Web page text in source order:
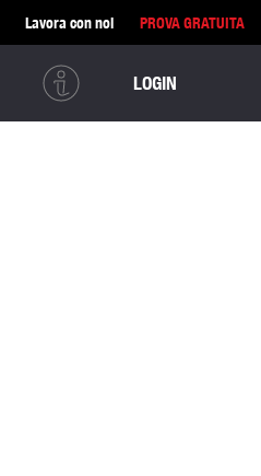
Lavora con noi PROVA GRATUITA
LOGIN